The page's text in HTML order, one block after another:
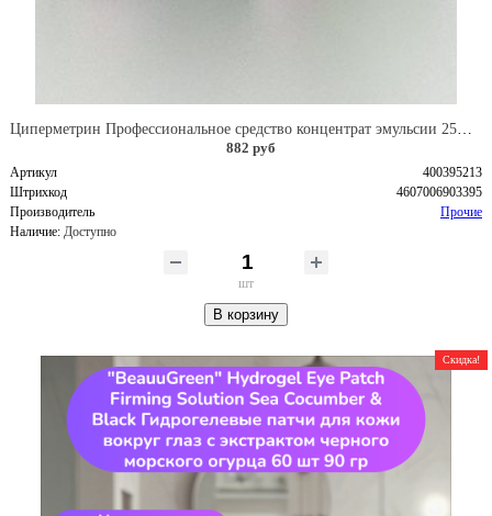
882 руб
Артикул
400395213
Штрихкод
4607006903395
Производитель
Прочие
Наличие: Доступно
шт
В корзину
Скидка!